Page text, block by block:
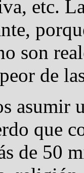
etc.
son
de
asumir
que
de 50